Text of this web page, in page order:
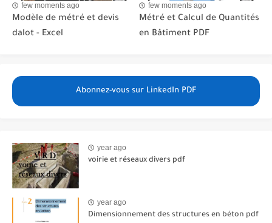
few moments ago
Modèle de métré et devis
dalot - Excel
few moments ago
Métré et Calcul de Quantités
en Bâtiment PDF
Abonnez-vous sur LinkedIn PDF
year ago
voirie et réseaux divers pdf
year ago
Dimensionnement des structures en béton pdf